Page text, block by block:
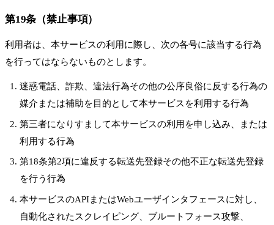
第19条（禁止事項）
利用者は、本サービスの利用に際し、次の各号に該当する行為
を行ってはならないものとします。
迷惑電話、詐欺、違法行為その他の公序良俗に反する行為の
媒介または補助を目的として本サービスを利用する行為
第三者になりすまして本サービスの利用を申し込み、または
利用する行為
第18条第2項に違反する転送先登録その他不正な転送先登録
を行う行為
本サービスのAPIまたはWebユーザインタフェースに対し、
自動化されたスクレイピング、ブルートフォース攻撃、